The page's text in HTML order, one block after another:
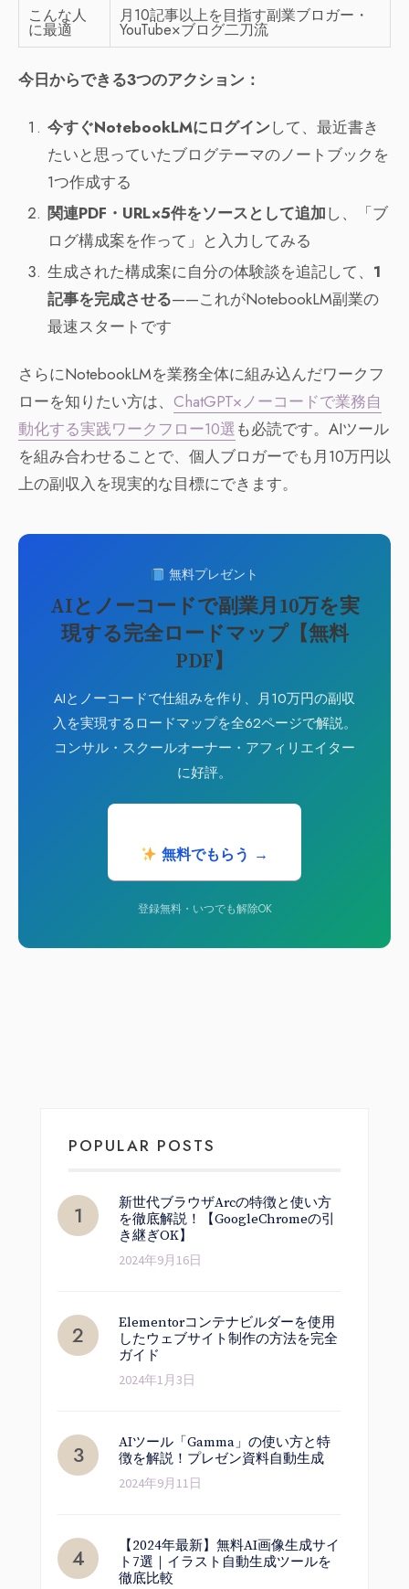
こんな人
に最適
月10記事以上を目指す副業ブロガー・
YouTube×ブログ二刀流
今日からできる3つのアクション：
今すぐNotebookLMにログインして、最近書き
たいと思っていたブログテーマのノートブックを
1つ作成する
関連PDF・URL×5件をソースとして追加し、「ブ
ログ構成案を作って」と入力してみる
生成された構成案に自分の体験談を追記して、 1
記事を完成させる——これがNotebookLM副業の
最速スタートです
さらにNotebookLMを業務全体に組み込んだワークフ
ローを知りたい方は、 ChatGPT×ノーコードで業務自
動化する実践ワークフロー10選も必読です。AIツール
を組み合わせることで、個人ブロガーでも月10万円以
上の副収入を現実的な目標にできます。
無料プレゼント
AIとノーコードで副業月10万を実
現する完全ロードマップ【無料
PDF】
AIとノーコードで仕組みを作り、月10万円の副収
入を実現するロードマップを全62ページで解説。
コンサル・スクールオーナー・アフィリエイター
に好評。
無料でもらう →
登録無料・いつでも解除OK
POPULAR POSTS
新世代ブラウザArcの特徴と使い方
を徹底解説！【GoogleChromeの引
き継ぎOK】
2024年9月16日
Elementorコンテナビルダーを使用
したウェブサイト制作の方法を完全
ガイド
2024年1月3日
AIツール「Gamma」の使い方と特
徴を解説！プレゼン資料自動生成
2024年9月11日
【2024年最新】無料AI画像生成サイ
ト7選｜イラスト自動生成ツールを
徹底比較